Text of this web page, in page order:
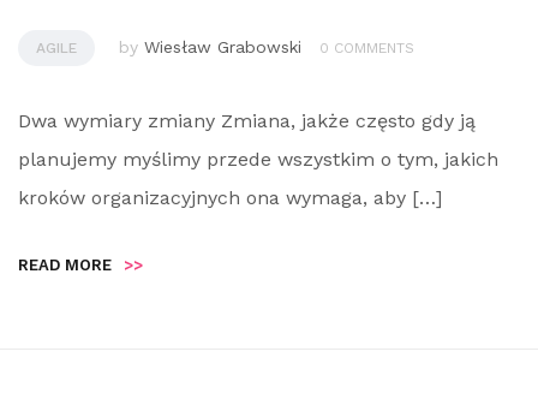
AGILE by Wiesław Grabowski 0 COMMENTS
Dwa wymiary zmiany Zmiana, jakże często gdy ją
planujemy myślimy przede wszystkim o tym, jakich
kroków organizacyjnych ona wymaga, aby […]
READ MORE >>